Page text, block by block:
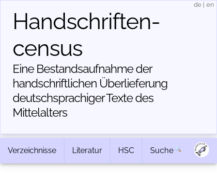
Handschriften­
census
Eine Bestandsaufnahme der
handschriftlichen Über­lieferung
deutschsprachiger Texte des
Mittelalters
de en
Verzeichnisse Literatur HSC Suche